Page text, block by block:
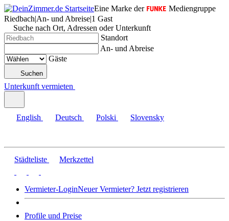
Eine Marke der
Mediengruppe
Riedbach|An- und Abreise|1 Gast
Suche nach Ort, Adressen oder Unterkunft
Standort
An- und Abreise
Gäste
Suchen
Unterkunft vermieten
English Deutsch Polski Slovensky
Städteliste Merkzettel
Vermieter-LoginNeuer Vermieter? Jetzt registrieren
Profile und Preise